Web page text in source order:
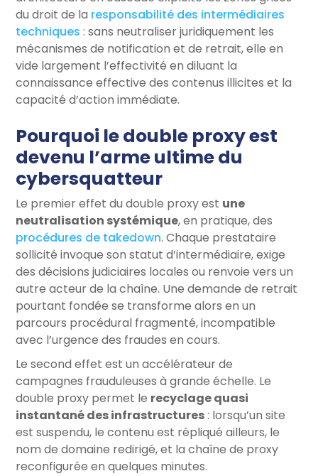
du droit de la responsabilité des intermédiaires
techniques : sans neutraliser juridiquement les
mécanismes de notification et de retrait, elle en
vide largement l’effectivité en diluant la
connaissance effective des contenus illicites et la
capacité d’action immédiate.
Pourquoi le double proxy est
devenu l’arme ultime du
cybersquatteur
Le premier effet du double proxy est une
neutralisation systémique, en pratique, des
procédures de takedown. Chaque prestataire
sollicité invoque son statut d’intermédiaire, exige
des décisions judiciaires locales ou renvoie vers un
autre acteur de la chaîne. Une demande de retrait
pourtant fondée se transforme alors en un
parcours procédural fragmenté, incompatible
avec l’urgence des fraudes en cours.
Le second effet est un accélérateur de
campagnes frauduleuses à grande échelle. Le
double proxy permet le recyclage quasi
instantané des infrastructures: lorsqu’un site
est suspendu, le contenu est répliqué ailleurs, le
nom de domaine redirigé, et la chaîne de proxy
reconfigurée en quelques minutes.